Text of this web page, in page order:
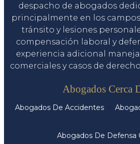
despacho de abogados
principalmente en los
tránsito y lesiones
compensación laboral y
experiencia adicional
comerciales y casos de
Abogados Cerca
Abogados De Accidentes
Abogados De Defensa